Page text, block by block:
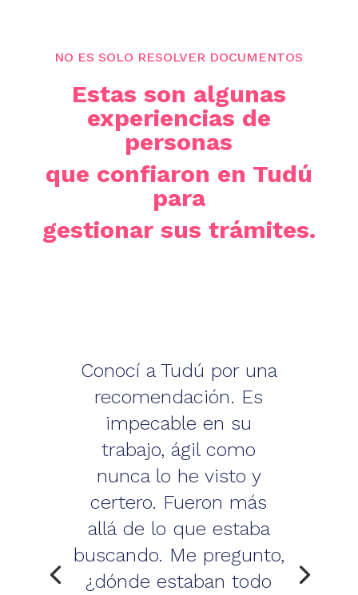
NO ES SOLO RESOLVER DOCUMENTOS
Estas son algunas
experiencias de
personas
que confiaron en Tudú
para
gestionar sus trámites.
Conocí a Tudú por una
recomendación. Es
impecable en su
trabajo, ágil como
nunca lo he visto y
certero. Fueron más
allá de lo que estaba
buscando. Me pregunto,
¿dónde estaban todo